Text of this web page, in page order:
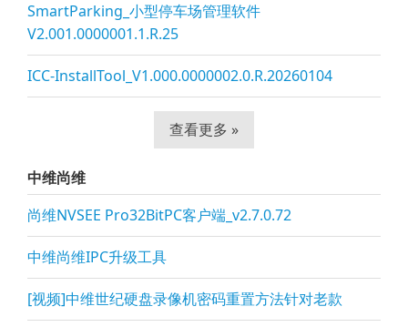
SmartParking_小型停车场管理软件
V2.001.0000001.1.R.25
ICC-InstallTool_V1.000.0000002.0.R.20260104
查看更多 »
中维尚维
尚维NVSEE Pro32BitPC客户端_v2.7.0.72
中维尚维IPC升级工具
[视频]中维世纪硬盘录像机密码重置方法针对老款